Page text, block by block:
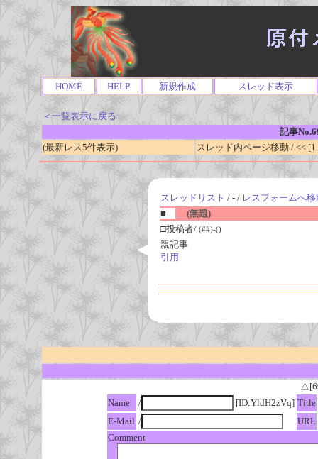
HOME HELP 新規作成 スレッド表示
＜一覧表示に戻る
記事
(最新レス5件表示)
スレッド内ページ移動 / <<
スレッドリスト / - / レスフォームへ移
■
(無題)
□投稿者/ (##)-()
親記事
引用
Name
/ [ID:YldH2zVq] Title
E-Mail /
URL
Comment